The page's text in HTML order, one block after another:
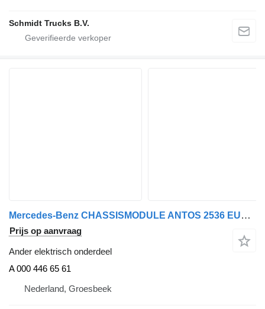
Schmidt Trucks B.V.
Mercedes-Benz CHASSISMODULE ANTOS 2536 EURO 6 A 000 446 65 61 voor vrachtwagen
Prijs op aanvraag
Ander elektrisch onderdeel
A 000 446 65 61
Nederland, Groesbeek